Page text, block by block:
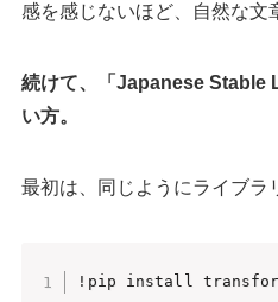
感を感じないほど、自然な文
続けて、「Japanese Stable
い方。
最初は、同じようにライブラ
!pip install